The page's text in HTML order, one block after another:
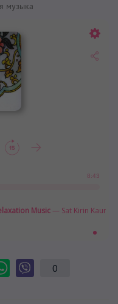
музыка
8:43
Music— Sat Kirin Kaur
0